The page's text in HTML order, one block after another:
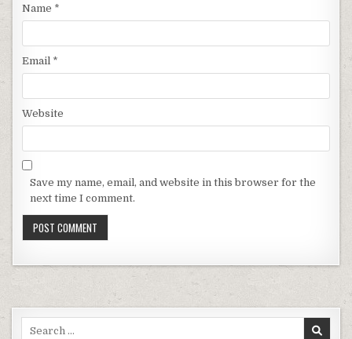
Name *
Email *
Website
Save my name, email, and website in this browser for the
next time I comment.